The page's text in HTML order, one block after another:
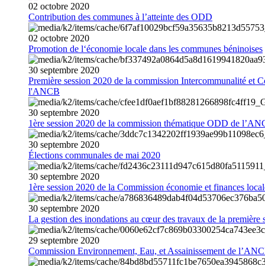
02 octobre 2020
Contribution des communes à l’atteinte des ODD
02 octobre 2020
Promotion de l‘économie locale dans les communes béninoises
30 septembre 2020
Première session 2020 de la commission Intercommunalité et
l'ANCB
30 septembre 2020
1ère session 2020 de la commission thématique ODD de
30 septembre 2020
Élections communales de mai 2020
30 septembre 2020
1ère session 2020 de la Commission économie et finances
30 septembre 2020
La gestion des inondations au cœur des travaux de la première
29 septembre 2020
Commission Environnement, Eau, et Assainissement de